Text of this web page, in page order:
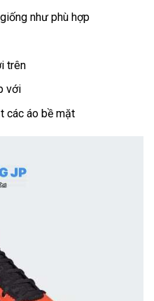
như phù hợp
trên
với
các áo bề mặt